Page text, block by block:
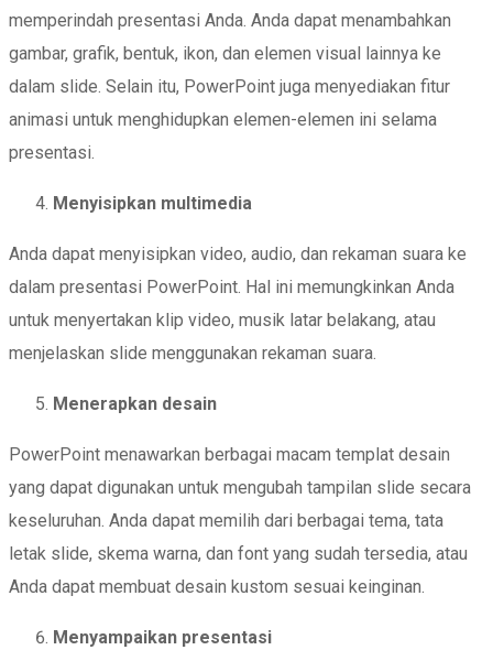
memperindah presentasi Anda. Anda dapat menambahkan
gambar, grafik, bentuk, ikon, dan elemen visual lainnya ke
dalam slide. Selain itu, PowerPoint juga menyediakan fitur
animasi untuk menghidupkan elemen-elemen ini selama
presentasi.
Menyisipkan multimedia
Anda dapat menyisipkan video, audio, dan rekaman suara ke
dalam presentasi PowerPoint. Hal ini memungkinkan Anda
untuk menyertakan klip video, musik latar belakang, atau
menjelaskan slide menggunakan rekaman suara.
Menerapkan desain
PowerPoint menawarkan berbagai macam templat desain
yang dapat digunakan untuk mengubah tampilan slide secara
keseluruhan. Anda dapat memilih dari berbagai tema, tata
letak slide, skema warna, dan font yang sudah tersedia, atau
Anda dapat membuat desain kustom sesuai keinginan.
Menyampaikan presentasi